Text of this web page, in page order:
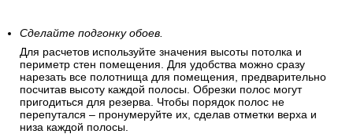
Сделайте подгонку обоев.
Для расчетов используйте значения высоты потолка и
периметр стен помещения. Для удобства можно сразу
нарезать все полотнища для помещения, предварительно
посчитав высоту каждой полосы. Обрезки полос могут
пригодиться для резерва. Чтобы порядок полос не
перепутался – пронумеруйте их, сделав отметки верха и
низа каждой полосы.